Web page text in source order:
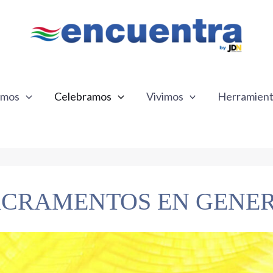
Celebramos Vivimos
EN